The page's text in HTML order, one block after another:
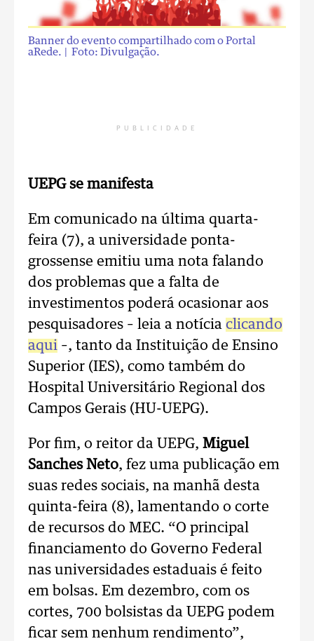
Banner do evento compartilhado com o Portal
aRede.
| Foto: Divulgação.
PUBLICIDADE
UEPG se manifesta
Em comunicado na última quarta-
feira (7), a universidade ponta-
grossense emitiu uma nota falando
dos problemas que a falta de
investimentos poderá ocasionar aos
pesquisadores – leia a notícia clicando
aqui –, tanto da Instituição de Ensino
Superior (IES), como também do
Hospital Universitário Regional dos
Campos Gerais (HU-UEPG).
Por fim, o reitor da UEPG, Miguel
Sanches Neto, fez uma publicação em
suas redes sociais, na manhã desta
quinta-feira (8), lamentando o corte
de recursos do MEC. “O principal
financiamento do Governo Federal
nas universidades estaduais é feito
em bolsas. Em dezembro, com os
cortes, 700 bolsistas da UEPG podem
ficar sem nenhum rendimento”,